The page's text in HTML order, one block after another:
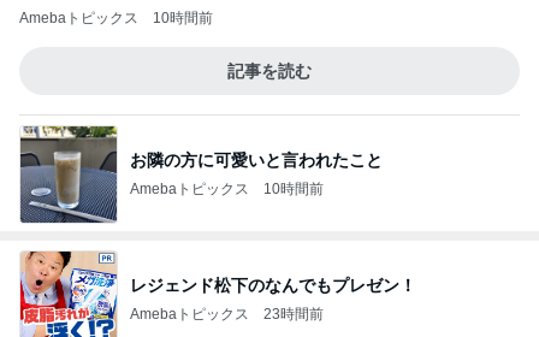
Amebaトピックス 10時間前
記事を読む
お隣の方に可愛いと言われたこと
Amebaトピックス 10時間前
レジェンド松下のなんでもプレゼン！
Amebaトピックス 23時間前